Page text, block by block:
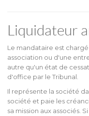
Liquidateur
Le mandataire est
association ou d'une
autre qu'un état de
d'office par le Tribunal.
Il représente la société
société et paie les
sa mission aux associés.